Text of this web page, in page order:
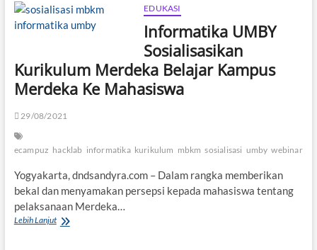
Jadi
Entrepreneur
EDUKASI
Informatika UMBY
Sosialisasikan
Kurikulum Merdeka Belajar Kampus
Merdeka Ke Mahasiswa
29/08/2021
ecampuz hacklab informatika kurikulum mbkm sosialisasi umby webinar
Yogyakarta, dndsandyra.com – Dalam rangka memberikan
bekal dan menyamakan persepsi kepada mahasiswa tentang
pelaksanaan Merdeka…
Lebih LanjutInformatika